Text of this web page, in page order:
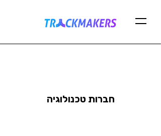
חברות טכנולוגיה